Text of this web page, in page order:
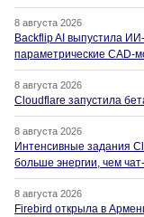
8 августа 2026
Backflip AI выпустила
параметрические CAD-
8 августа 2026
Cloudflare запустила
8 августа 2026
Интенсивные задания
больше энергии, чем
8 августа 2026
Firebird открыла в